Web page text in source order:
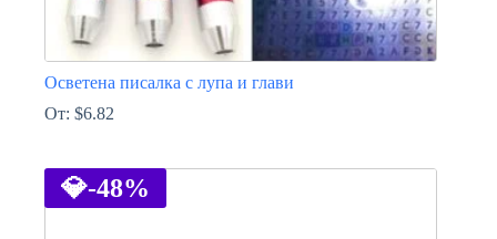
Осветена писалка с лупа и глави
От: $6.82
product
has
multiple
💎-48%